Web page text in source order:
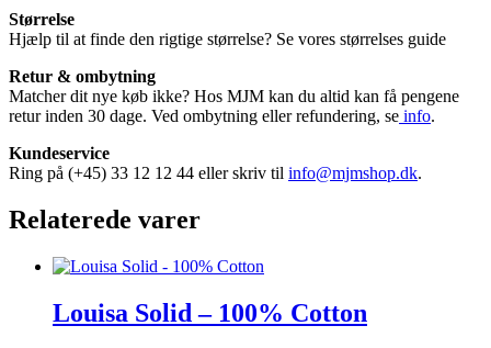
Størrelse
Hjælp til at finde den rigtige størrelse? Se vores størrelses guide
Retur & ombytning
Matcher dit nye køb ikke? Hos MJM kan du altid kan få pengene
retur inden 30 dage. Ved ombytning eller refundering, se info.
Kundeservice
Ring på (+45) 33 12 12 44 eller skriv til info@mjmshop.dk.
Relaterede varer
Louisa Solid – 100% Cotton